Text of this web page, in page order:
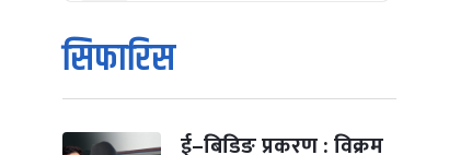
१
आइत
कार्तिक सङ्क्रान्ति
कार्तिक १, २०८३
मंगल कार्तिक ३, २०८३-Oct 20, 2026
सिफारिस
ई–बिडिङ प्रकरण : विक्रम